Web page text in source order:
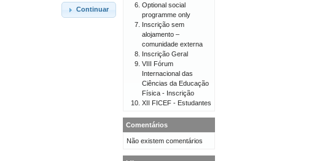
Continuar
Optional social
programme only
Inscrição sem
alojamento –
comunidade externa
Inscrição Geral
VIII Fórum
Internacional das
Ciências da Educação
Física - Inscrição
XII FICEF - Estudantes
Comentários
Não existem comentários